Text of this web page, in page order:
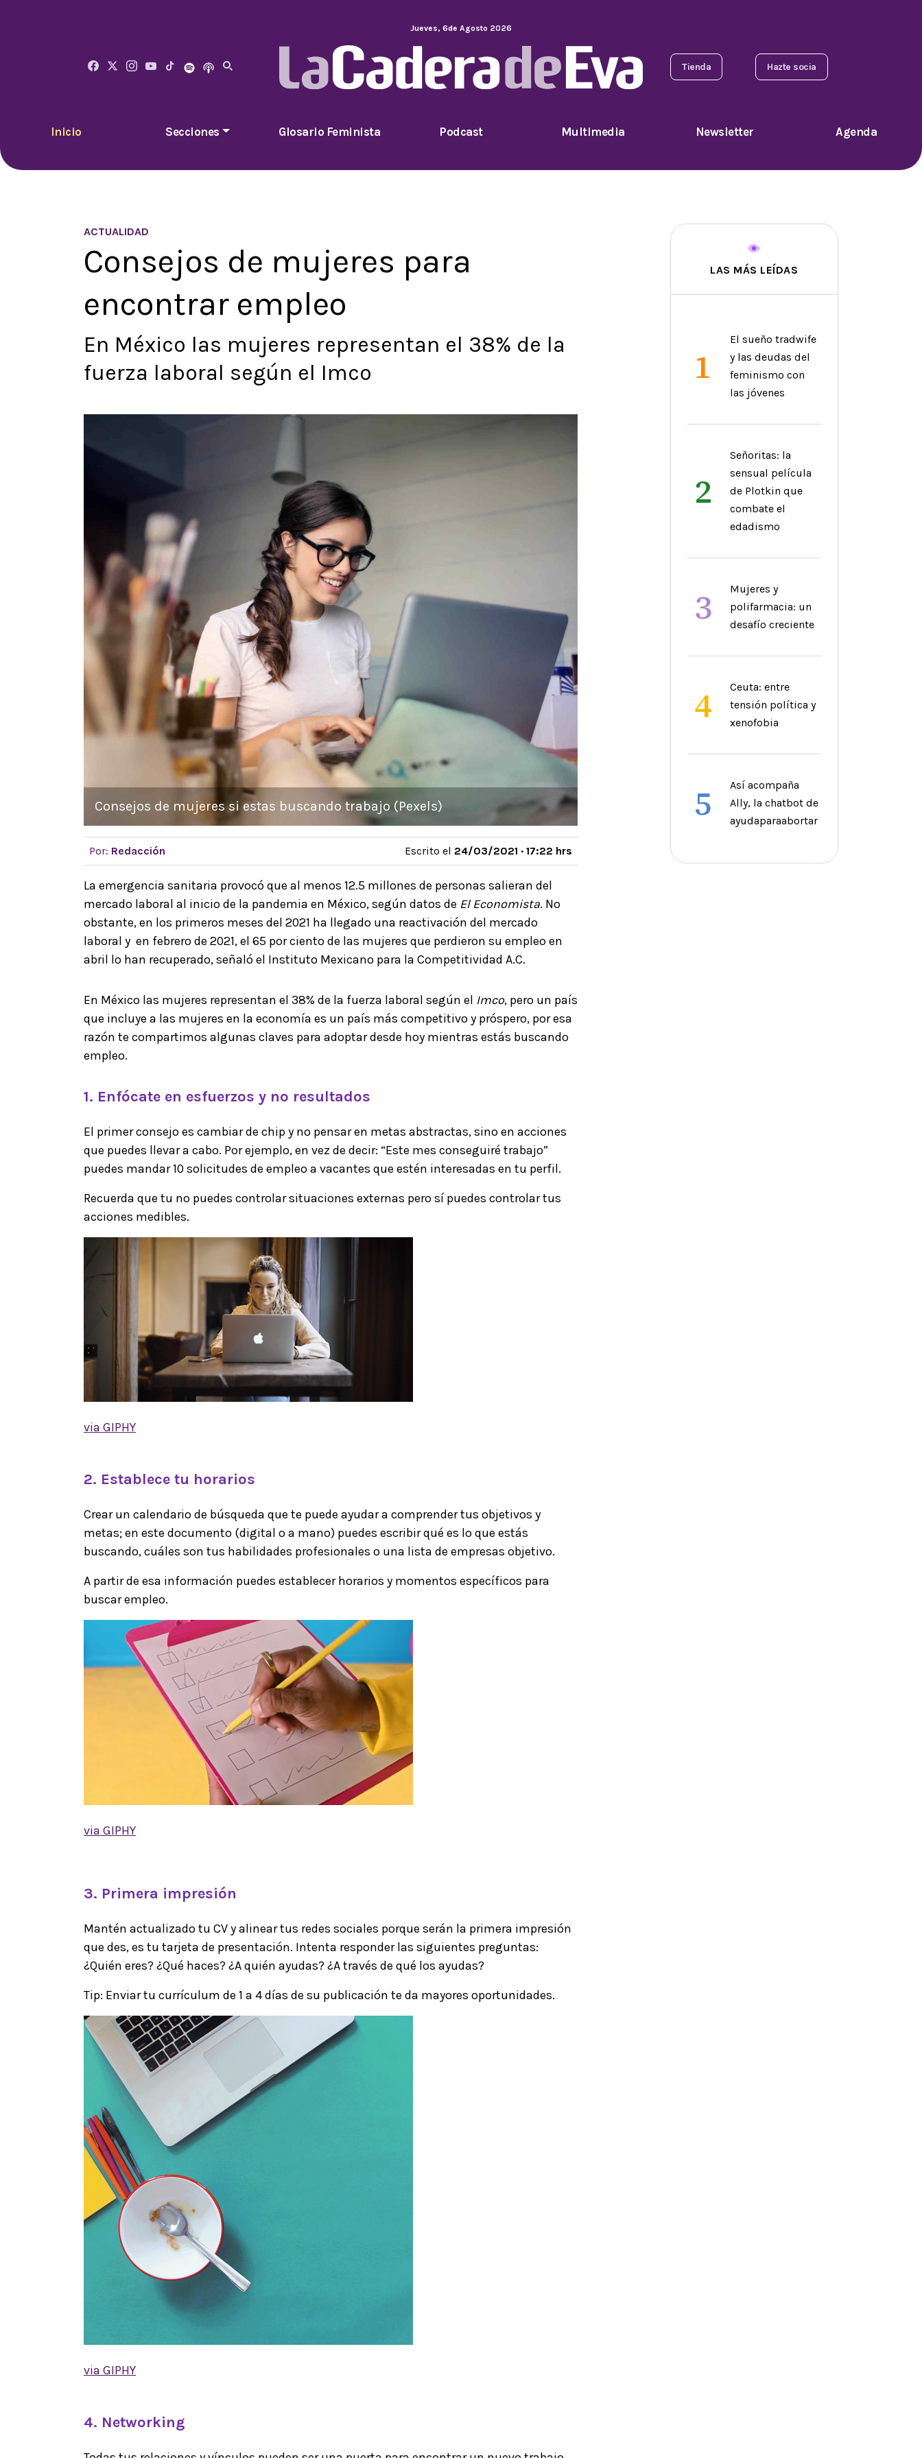
Jueves, 6de Agosto 2026
Tienda Hazte socia
Inicio Secciones Glosario Feminista Podcast Multimedia Newsletter Agenda
ACTUALIDAD
Consejos de mujeres para
encontrar empleo
En México las mujeres representan el 38% de la
fuerza laboral según el Imco
Consejos de mujeres si estas buscando trabajo (Pexels)
Por: Redacción Escrito el 24/03/2021 · 17:22 hrs
La emergencia sanitaria provocó que al menos 12.5 millones de personas salieran del
mercado laboral al inicio de la pandemia en México, según datos de El Economista. No
obstante, en los primeros meses del 2021 ha llegado una reactivación del mercado
laboral y en febrero de 2021, el 65 por ciento de las mujeres que perdieron su empleo en
abril lo han recuperado, señaló el Instituto Mexicano para la Competitividad A.C.
En México las mujeres representan el 38% de la fuerza laboral según el Imco, pero un país
que incluye a las mujeres en la economía es un país más competitivo y próspero, por esa
razón te compartimos algunas claves para adoptar desde hoy mientras estás buscando
empleo.
1. Enfócate en esfuerzos y no resultados
El primer consejo es cambiar de chip y no pensar en metas abstractas, sino en acciones
que puedes llevar a cabo. Por ejemplo, en vez de decir: “Este mes conseguiré trabajo”
puedes mandar 10 solicitudes de empleo a vacantes que estén interesadas en tu perfil.
Recuerda que tu no puedes controlar situaciones externas pero sí puedes controlar tus
acciones medibles.
via GIPHY
2. Establece tu horarios
Crear un calendario de búsqueda que te puede ayudar a comprender tus objetivos y
metas; en este documento (digital o a mano) puedes escribir qué es lo que estás
buscando, cuáles son tus habilidades profesionales o una lista de empresas objetivo.
A partir de esa información puedes establecer horarios y momentos específicos para
buscar empleo.
via GIPHY
3. Primera impresión
Mantén actualizado tu CV y alinear tus redes sociales porque serán la primera impresión
que des, es tu tarjeta de presentación. Intenta responder las siguientes preguntas:
¿Quién eres? ¿Qué haces? ¿A quién ayudas? ¿A través de qué los ayudas?
Tip: Enviar tu currículum de 1 a 4 días de su publicación te da mayores oportunidades.
via GIPHY
4. Networking
LAS MÁS LEÍDAS
1
El sueño tradwife
y las deudas del
feminismo con
las jóvenes
2
Señoritas: la
sensual película
de Plotkin que
combate el
edadismo
3
Mujeres y
polifarmacia: un
desafío creciente
4
Ceuta: entre
tensión política y
xenofobia
5
Así acompaña
Ally, la chatbot de
ayudaparaabortar